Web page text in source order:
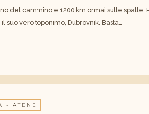
del cammino e 1200 km ormai sulle spalle.
suo vero toponimo, Dubrovnik. Basta…
- ATENE